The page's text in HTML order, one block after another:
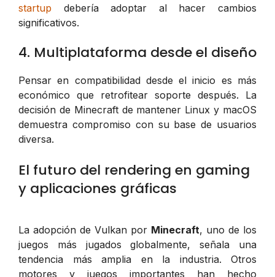
startup debería adoptar al hacer cambios
significativos.
4. Multiplataforma desde el diseño
Pensar en compatibilidad desde el inicio es más
económico que retrofitear soporte después. La
decisión de Minecraft de mantener Linux y macOS
demuestra compromiso con su base de usuarios
diversa.
El futuro del rendering en gaming
y aplicaciones gráficas
La adopción de Vulkan por Minecraft, uno de los
juegos más jugados globalmente, señala una
tendencia más amplia en la industria. Otros
motores y juegos importantes han hecho